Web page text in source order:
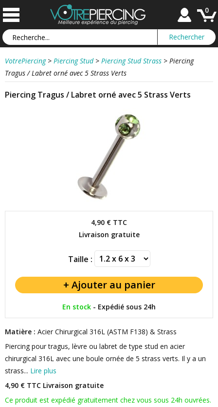
0
VotrePiercing > Piercing Stud > Piercing Stud Strass > Piercing
Tragus / Labret orné avec 5 Strass Verts
Piercing Tragus / Labret orné avec 5 Strass Verts
4,90 € TTC
Livraison gratuite
Taille :
En stock - Expédié sous 24h
Matière : Acier Chirurgical 316L (ASTM F138) & Strass
Piercing pour tragus, lèvre ou labret de type stud en acier
chirurgical 316L avec une boule ornée de 5 strass verts. Il y a un
strass... Lire plus
4,90 € TTC Livraison gratuite
Ce produit est expédié gratuitement chez vous sous 24h ouvrées.